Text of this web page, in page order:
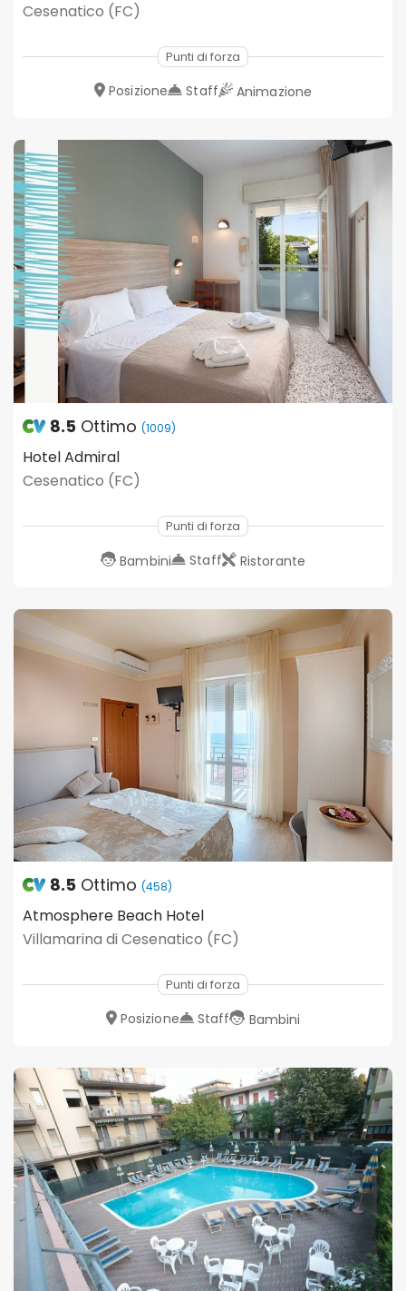
Cesenatico (FC)
Punti di forza
Posizione Staff Animazione
8.5 Ottimo (1009)
Hotel Admiral
Cesenatico (FC)
Punti di forza
Bambini Staff Ristorante
8.5 Ottimo (458)
Atmosphere Beach Hotel
Villamarina di Cesenatico (FC)
Punti di forza
Posizione Staff Bambini